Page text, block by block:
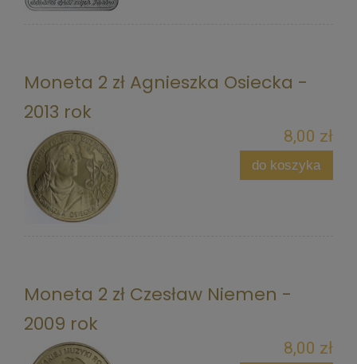
Moneta 2 zł Agnieszka Osiecka -
2013 rok
8,00 zł
do koszyka
Moneta 2 zł Czesław Niemen -
2009 rok
8,00 zł